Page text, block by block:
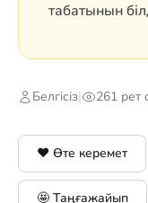
табатынын
Белгісіз| 261 рет
❤️ Өте керемет
🤩 Таңғажайып